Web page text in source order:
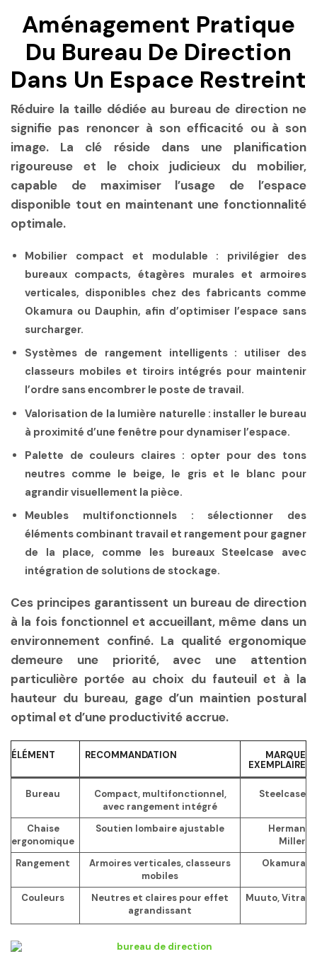
Aménagement Pratique
Du Bureau De Direction
Dans Un Espace Restreint
Réduire la taille dédiée au bureau de direction ne
signifie pas renoncer à son efficacité ou à son
image. La clé réside dans une planification
rigoureuse et le choix judicieux du mobilier,
capable de maximiser l’usage de l’espace
disponible tout en maintenant une fonctionnalité
optimale.
Mobilier compact et modulable : privilégier des
bureaux compacts, étagères murales et armoires
verticales, disponibles chez des fabricants comme
Okamura ou Dauphin, afin d’optimiser l’espace sans
surcharger.
Systèmes de rangement intelligents : utiliser des
classeurs mobiles et tiroirs intégrés pour maintenir
l’ordre sans encombrer le poste de travail.
Valorisation de la lumière naturelle : installer le bureau
à proximité d’une fenêtre pour dynamiser l’espace.
Palette de couleurs claires : opter pour des tons
neutres comme le beige, le gris et le blanc pour
agrandir visuellement la pièce.
Meubles multifonctionnels : sélectionner des
éléments combinant travail et rangement pour gagner
de la place, comme les bureaux Steelcase avec
intégration de solutions de stockage.
Ces principes garantissent un bureau de direction
à la fois fonctionnel et accueillant, même dans un
environnement confiné. La qualité ergonomique
demeure une priorité, avec une attention
particulière portée au choix du fauteuil et à la
hauteur du bureau, gage d’un maintien postural
optimal et d’une productivité accrue.
ÉLÉMENT RECOMMANDATION
MARQUE
EXEMPLAIRE
Bureau
Compact, multifonctionnel,
avec rangement intégré
Steelcase
Chaise
ergonomique
Soutien lombaire ajustable
Herman
Miller
Rangement
Armoires verticales, classeurs
mobiles
Okamura
Couleurs
Neutres et claires pour effet
agrandissant
Muuto, Vitra